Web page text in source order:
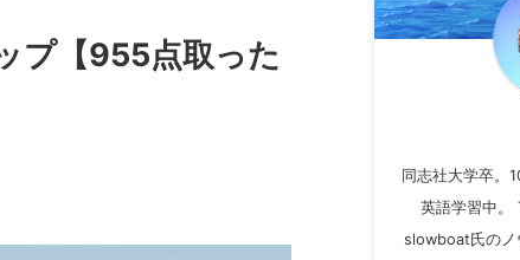
プ【955点取った
同志社大学卒。
英語学習中。
slowboat氏のノ